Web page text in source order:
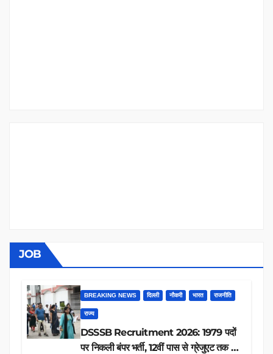
JOB
BREAKING NEWS दिल्ली नौकरी भारत राजनीति
राज्य
DSSSB Recruitment 2026: 1979 पदों
पर निकली बंपर भर्ती, 12वीं पास से ग्रेजुएट तक करें